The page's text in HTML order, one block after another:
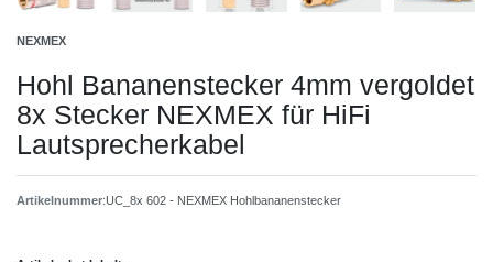
NEXMEX
Hohl Bananenstecker 4mm vergoldet
8x Stecker NEXMEX für HiFi
Lautsprecherkabel
Artikelnummer:UC_8x 602 - NEXMEX Hohlbananenstecker